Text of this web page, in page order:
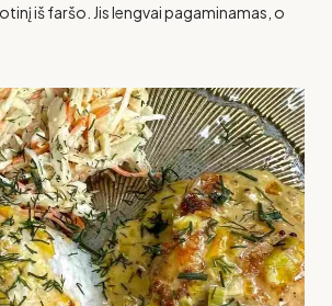
iš faršo. Jis lengvai pagaminamas, o